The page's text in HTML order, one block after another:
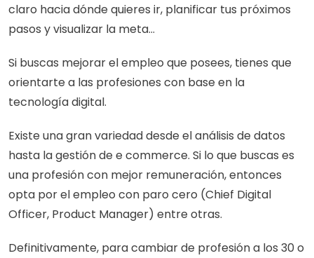
claro hacia dónde quieres ir, planificar tus próximos
pasos y visualizar la meta…
Si buscas mejorar el empleo que posees, tienes que
orientarte a las profesiones con base en la
tecnología digital.
Existe una gran variedad desde el análisis de datos
hasta la gestión de e commerce. Si lo que buscas es
una profesión con mejor remuneración, entonces
opta por el empleo con paro cero (Chief Digital
Officer, Product Manager) entre otras.
Definitivamente, para cambiar de profesión a los 30 o